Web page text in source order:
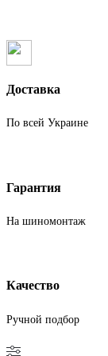
R16
Доставка
По всей Украине
Гарантия
На шиномонтаж
Качество
Ручной подбор